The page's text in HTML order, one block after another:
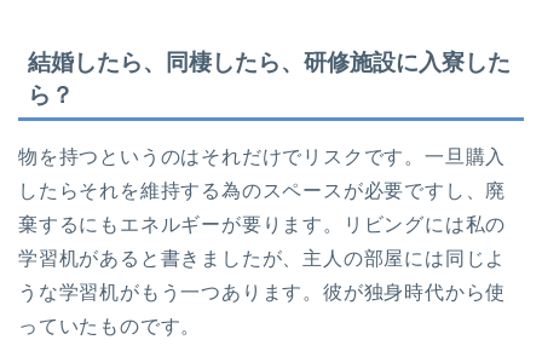
結婚したら、同棲したら、研修施設に入寮した
ら？
物を持つというのはそれだけでリスクです。一旦購入
したらそれを維持する為のスペースが必要ですし、廃
棄するにもエネルギーが要ります。リビングには私の
学習机があると書きましたが、主人の部屋には同じよ
うな学習机がもう一つあります。彼が独身時代から使
っていたものです。